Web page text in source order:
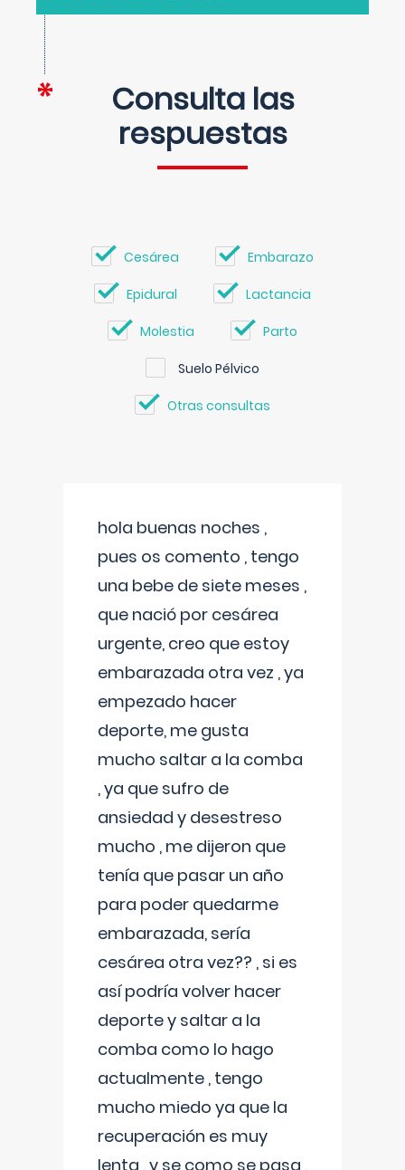
Consulta las
respuestas
Cesárea Embarazo
Epidural Lactancia
Molestia Parto
Suelo Pélvico
Otras consultas
hola buenas noches ,
pues os comento , tengo
una bebe de siete meses ,
que nació por cesárea
urgente, creo que estoy
embarazada otra vez , ya
empezado hacer
deporte, me gusta
mucho saltar a la comba
, ya que sufro de
ansiedad y desestreso
mucho , me dijeron que
tenía que pasar un año
para poder quedarme
embarazada, sería
cesárea otra vez?? , si es
así podría volver hacer
deporte y saltar a la
comba como lo hago
actualmente , tengo
mucho miedo ya que la
recuperación es muy
lenta , y se como se pasa ,